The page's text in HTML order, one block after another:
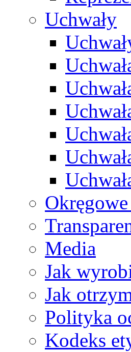
Uchwały
Media
Jak
Jak
Polityka
Kodeks